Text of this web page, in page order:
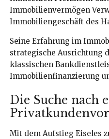
Immobilienvermögen
Immobiliengeschäft des
Seine Erfahrung im
strategische Ausrichtung
klassischen
Immobilienfinanzierung
Die Suche nach
Mit dem Aufstieg Eiseles